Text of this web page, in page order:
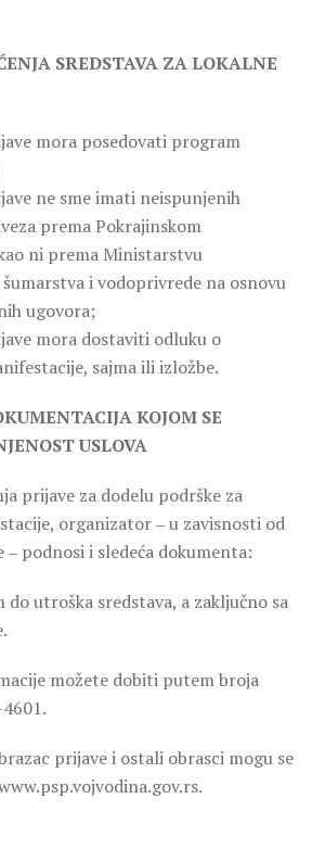
SREDSTAVA ZA LOKALNE
mora posedovati program
ne sme imati neispunjenih
prema Pokrajinskom
ni prema Ministarstvu
i vodoprivrede na osnovu
ugovora;
mora dostaviti odluku o
sajma ili izložbe.
KOJOM SE
USLOVA
prijave za dodelu podrške za
organizator ‒ u zavisnosti od
podnosi i sledeća dokumenta:
utroška sredstava, a zaključno sa
možete dobiti putem broja
prijave i ostali obrasci mogu se